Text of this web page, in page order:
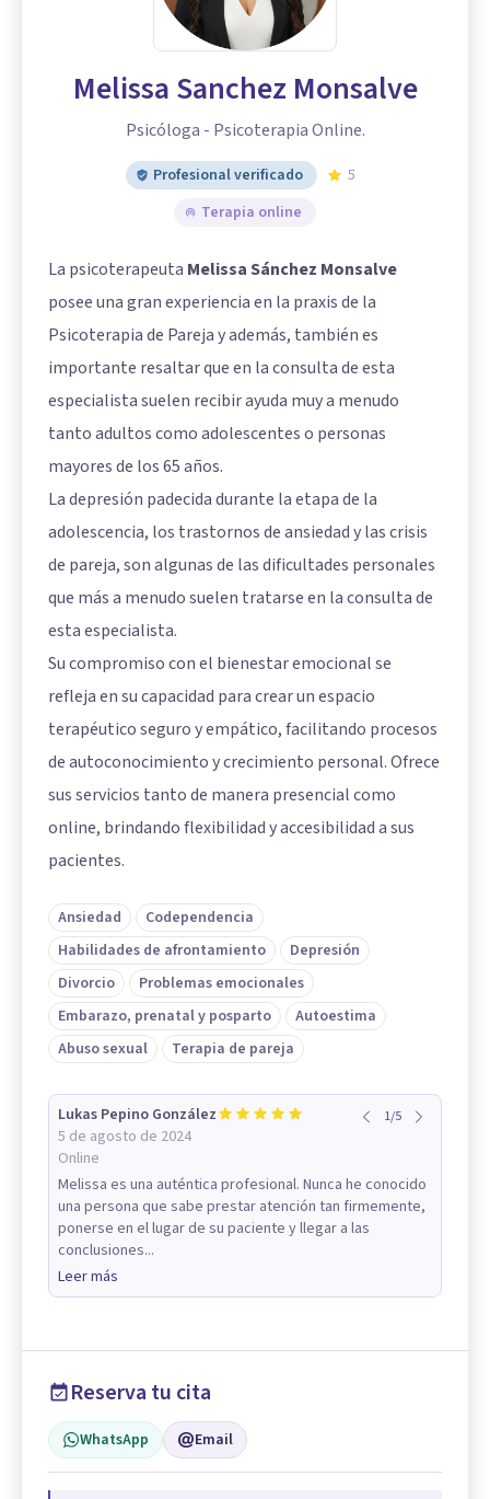
Melissa Sanchez Monsalve
Psicóloga - Psicoterapia Online.
Profesional verificado
5
Terapia online
La psicoterapeuta Melissa Sánchez Monsalve
posee una gran experiencia en la praxis de la
Psicoterapia de Pareja y además, también es
importante resaltar que en la consulta de esta
especialista suelen recibir ayuda muy a menudo
tanto adultos como adolescentes o personas
mayores de los 65 años.
La depresión padecida durante la etapa de la
adolescencia, los trastornos de ansiedad y las crisis
de pareja, son algunas de las dificultades personales
que más a menudo suelen tratarse en la consulta de
esta especialista.
Su compromiso con el bienestar emocional se
refleja en su capacidad para crear un espacio
terapéutico seguro y empático, facilitando procesos
de autoconocimiento y crecimiento personal. Ofrece
sus servicios tanto de manera presencial como
online, brindando flexibilidad y accesibilidad a sus
pacientes.
Ansiedad
Codependencia
Habilidades de afrontamiento
Depresión
Divorcio
Problemas emocionales
Embarazo, prenatal y posparto
Autoestima
Abuso sexual
Terapia de pareja
Lukas Pepino González
5 de agosto de 2024
Online
1/5
Melissa es una auténtica profesional. Nunca he conocido
una persona que sabe prestar atención tan firmemente,
ponerse en el lugar de su paciente y llegar a las
conclusiones...
Leer más
Reserva tu cita
WhatsApp Email